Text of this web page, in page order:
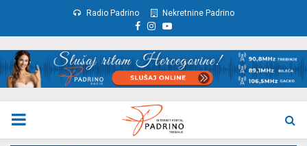
Radio Padrino Nekretnine Padrino
Facebook
Instagram
Youtube
PRIMARY